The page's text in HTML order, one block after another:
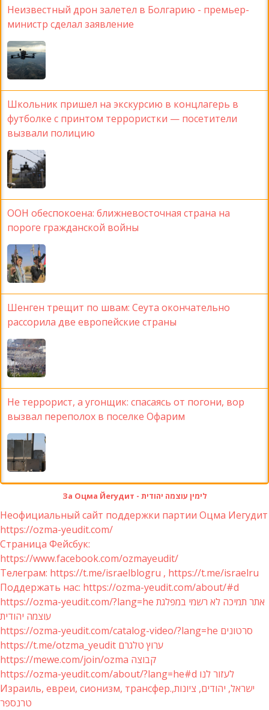
Неизвестный дрон залетел в Болгарию - премьер-
министр сделал заявление
Школьник пришел на экскурсию в концлагерь в
футболке с принтом террористки — посетители
вызвали полицию
ООН обеспокоена: ближневосточная страна на
пороге гражданской войны
Шенген трещит по швам: Сеута окончательно
рассорила две европейские страны
Не террорист, а угонщик: спасаясь от погони, вор
вызвал переполох в поселке Офарим
За Оцма Йегудит - לימין עוצמה יהודית
Неофициальный сайт поддержки партии Оцма Иегудит
https://ozma-yeudit.com/
Страница Фейсбук:
https://www.facebook.com/ozmayeudit/
Телеграм: https://t.me/israelblogru , https://t.me/israelru
Поддержать нас: https://ozma-yeudit.com/about/#d
https://ozma-yeudit.com/?lang=he אתר תמיכה לא רשמי במפלגת
עוצמה יהודית
https://ozma-yeudit.com/catalog-video/?lang=he סרטונים
https://t.me/otzma_yeudit ערוץ טלגרם
https://mewe.com/join/ozma קבוצה
https://ozma-yeudit.com/about/?lang=he#d לעזור לנו
Израиль, евреи, сионизм, трансфер.ישראל, יהודים, ציונות,
טרנספר